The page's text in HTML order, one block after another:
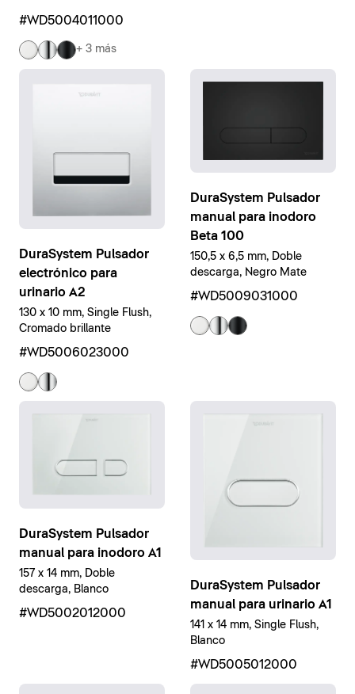
#WD5004011000
+ 3 más
DuraSystem Pulsador
electrónico para
urinario A2
130 x 10 mm, Single Flush,
Cromado brillante
#WD5006023000
DuraSystem Pulsador
manual para inodoro
Beta 100
150,5 x 6,5 mm, Doble
descarga, Negro Mate
#WD5009031000
DuraSystem Pulsador
manual para inodoro A1
157 x 14 mm, Doble
descarga, Blanco
#WD5002012000
DuraSystem Pulsador
manual para urinario A1
141 x 14 mm, Single Flush,
Blanco
#WD5005012000